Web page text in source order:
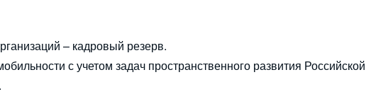
– кадровый резерв.
с учетом задач пространственного развития Российской